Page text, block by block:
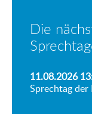
Die
11.08.2026
Sprechtag